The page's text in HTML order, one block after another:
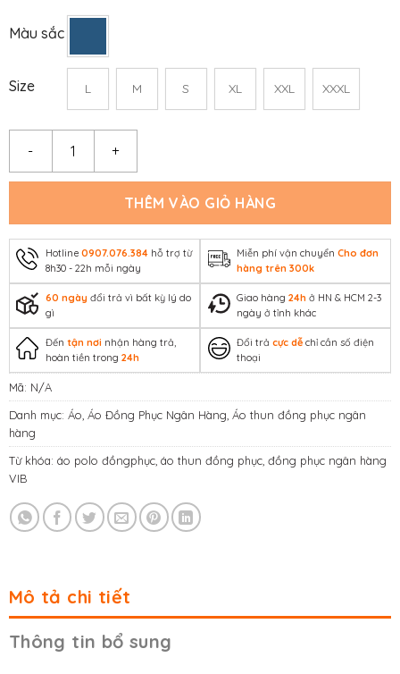
Màu sắc
Size L M S XL XXL XXXL
THÊM VÀO GIỎ HÀNG
Hotline 0907.076.384hỗ trợ từ
8h30 - 22h mỗi ngày
Miễn phí vận chuyển Cho đơn
hàng trên 300k
60 ngày đổi trả vì bất kỳ lý do
gì
Giao hàng 24h ở HN & HCM 2-3
ngày ở tỉnh khác
Đến tận nơi nhận hàng trả,
hoàn tiền trong 24h
Đổi trả cực dễ chỉ cần số điện
thoại
Mã: N/A
Danh mục: Áo Áo Đồng Phục Ngân Hàng Áo thun đồng phục ngân
hàng
Từ khóa: áo polo đồngphục, áo thun đồng phục, đồng phục ngân hàng
VIB
Mô tả chi tiết
Thông tin bổ sung